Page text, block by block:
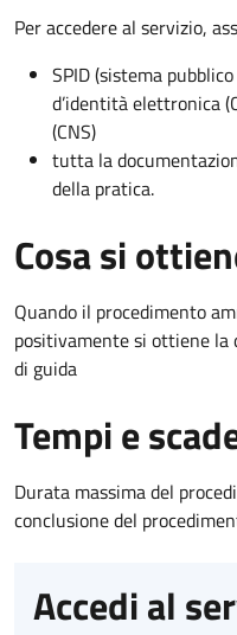
Per accedere al servizio,
SPID (sistema
d’identità elettronica
(CNS)
tutta la
della pratica.
Cosa si
Quando il procedimento
positivamente si ottiene
di guida
Tempi e
Durata massima del
conclusione del
Accedi al